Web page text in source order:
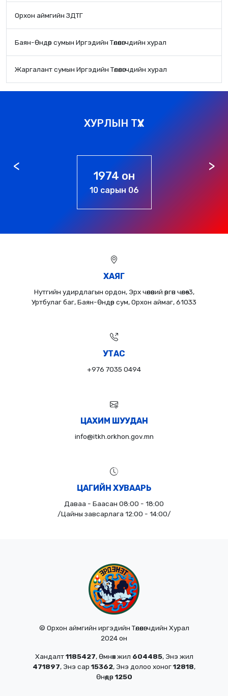
Орхон аймгийн ЗДТГ
Баян-Өндөр сумын Иргэдийн Төлөөлөгчдийн хурал
Жаргалант сумын Иргэдийн Төлөөлөгчдийн хурал
ХУРЛЫН ТҮҮХ
1976 он
01 сарын 01
ХАЯГ
Нутгийн удирдлагын ордон, Эрх чөлөөний өргөн чөлөө-3,
Уртбулаг баг, Баян-Өндөр сум, Орхон аймаг, 61033
УТАС
+976 7035 0494
ЦАХИМ ШУУДАН
info@itkh.orkhon.gov.mn
ЦАГИЙН ХУВААРЬ
Даваа - Баасан 08:00 - 18:00
/Цайны завсарлага 12:00 - 14:00/
© Орхон аймгийн иргэдийн Төлөөлөгчдийн Хурал
2024 он
Хандалт1185427, Өмнөх жил 604485, Энэ жил
471897, Энэ сар 15362, Энэ долоо хоног12818,
Өнөөдөр1250